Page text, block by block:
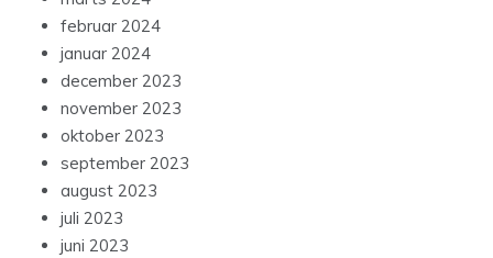
februar 2024
januar 2024
december 2023
november 2023
oktober 2023
september 2023
august 2023
juli 2023
juni 2023